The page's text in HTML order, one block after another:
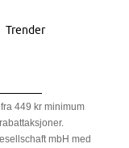
Trender
449 kr minimum
mbH med